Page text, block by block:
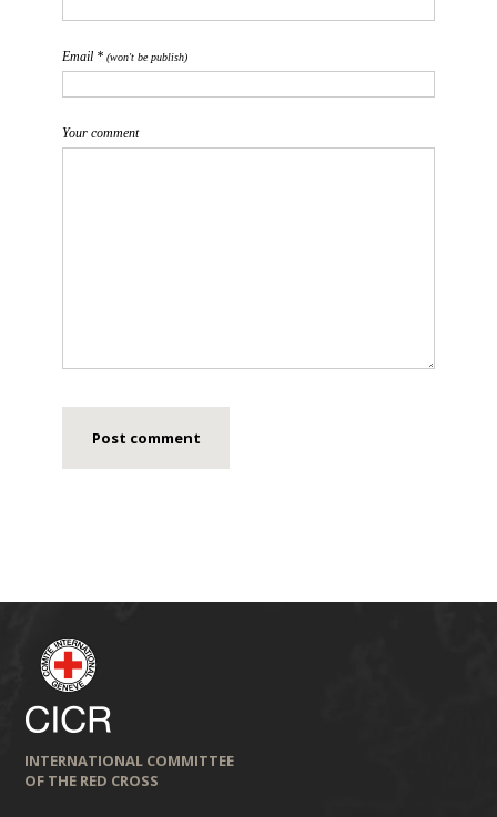
Email * (won't be publish)
Your comment
INTERNATIONAL COMMITTEE
OF THE RED CROSS